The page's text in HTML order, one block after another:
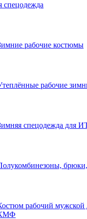
спецодежда
рабочие костюмы
рабочие
спецодежда для
рабочий мужской